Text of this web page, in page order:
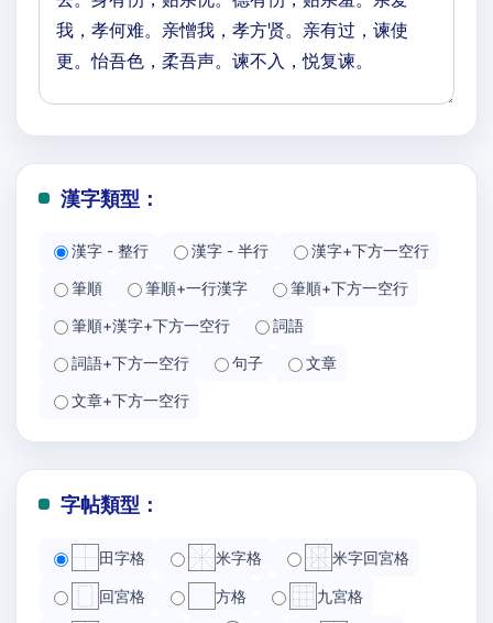
漢字類型：
漢字 - 整行 漢字 - 半行
漢字+下方一空行
筆順
筆順+一行漢字
筆順+下方一空行
筆順+漢字+下方一空行
詞語
詞語+下方一空行
句子
文章
文章+下方一空行
字帖類型：
田字格 米字格 米字回宮格
回宮格 方格 九宮格